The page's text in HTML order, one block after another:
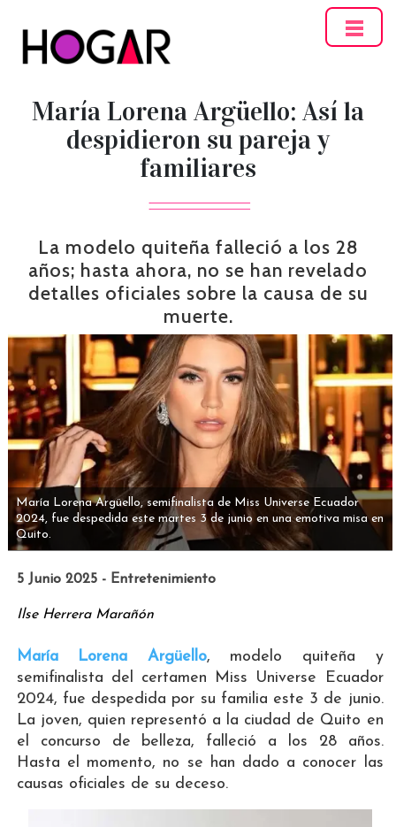
María Lorena Argüello: Así la
despidieron su pareja y
familiares
La modelo quiteña falleció a los 28
años; hasta ahora, no se han revelado
detalles oficiales sobre la causa de su
muerte.
María Lorena Argüello, semifinalista de Miss Universe Ecuador
2024, fue despedida este martes 3 de junio en una emotiva misa en
Quito.
5 Junio 2025 - Entretenimiento
Ilse Herrera Marañón
María Lorena Argüello, modelo quiteña y
semifinalista del certamen Miss Universe Ecuador
2024, fue despedida por su familia este 3 de junio.
La joven, quien representó a la ciudad de Quito en
el concurso de belleza, falleció a los 28 años.
Hasta el momento, no se han dado a conocer las
causas oficiales de su deceso.